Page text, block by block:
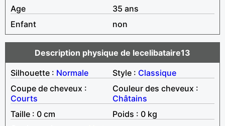
Age
35 ans
Enfant
non
Description physique de lecelibataire13
Silhouette : Normale Style : Classique
Coupe de cheveux :
Courts
Couleur des cheveux :
Châtains
Taille : 0 cm
Poids : 0 kg